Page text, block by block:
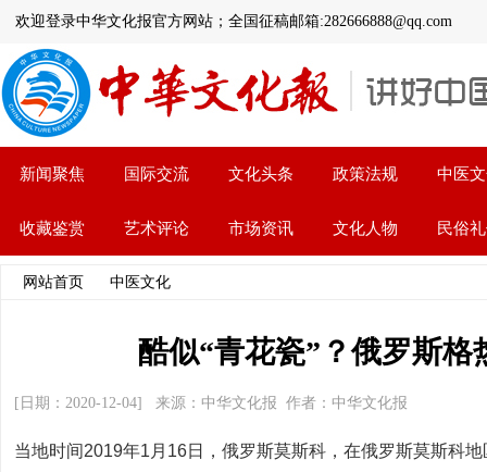
欢迎登录中华文化报官方网站；全国征稿邮箱:282666888@qq.com
新闻聚焦 国际交流 文化头条 政策法规 中医
收藏鉴赏 艺术评论 市场资讯 文化人物 民俗
网站首页 中医文化
酷似“青花瓷”？俄罗斯
[日期：2020-12-04] 来源：中华文化报 作者：中华文化报
当地时间2019年1月16日，俄罗斯莫斯科，在俄罗斯莫斯科